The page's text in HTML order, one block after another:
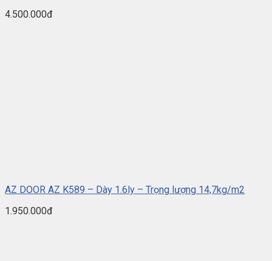
4.500.000đ
AZ DOOR AZ K589 – Dày 1.6ly – Trọng lượng 14,7kg/m2
1.950.000đ